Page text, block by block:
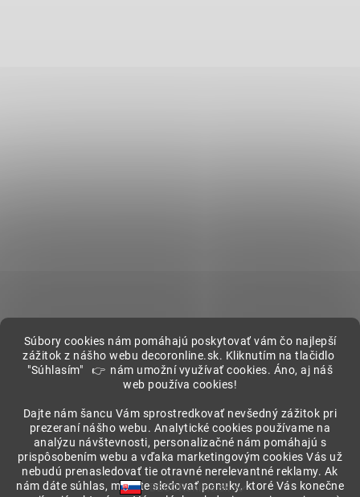
Súbory cookies nám pomáhajú poskytovať vám čo najlepší
zážitok z nášho webu decoronline.sk. Kliknutím na tlačidlo
"Súhlasím" 👉 nám umožní využívať cookies. Áno, aj náš
web používa cookies!
Dajte nám šancu Vám sprostredkovať nevšedný zážitok pri
prezeraní nášho webu. Analytické cookies používame na
analýzu návštevnosti, personalizačné nám pomáhajú s
prispôsobením webu a vďaka marketingovým cookies Vás už
nebudú prenasledovať tie otravné nerelevantné reklamy. Ak
nám dáte súhlas, môžete sledovať ponuky, ktoré Vás konečne
Showroom
DECORonline.sk